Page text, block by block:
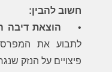
חשוב להבין:
•
הוצאת דיבה
לתבוע את
פיצויים על הנזק